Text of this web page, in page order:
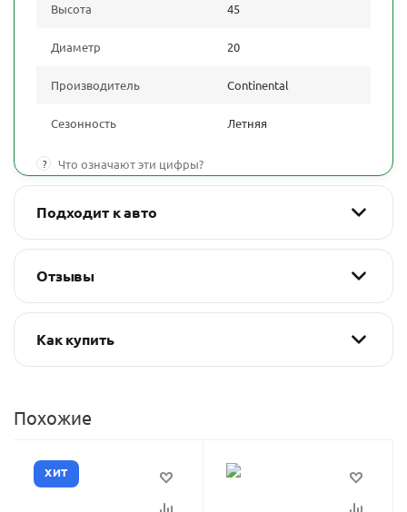
Высота 45
Диаметр 20
Производитель Continental
Сезонность Летняя
? Что означают эти цифры?
Подходит к авто
Отзывы
Как купить
Похожие
ХИТ